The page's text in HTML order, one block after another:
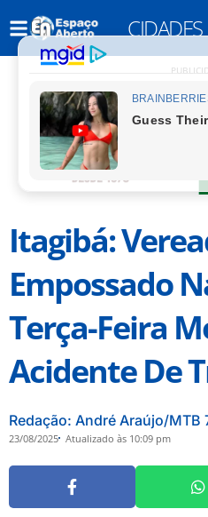
CIDADES
Itagibá:
Empossado
Terça-Feira
Acidente De
Redação: André Araújo/MTB
23/08/2025 Atualizado às 10:09 pm